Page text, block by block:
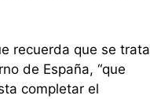
recuerda que se trata
de España, “que
completar el